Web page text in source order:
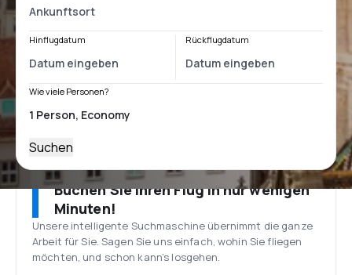
Hinflugdatum Rückflugdatum
Wie viele Personen?
Suchen
Buchen Sie Ihren Flug in nur wenigen
Minuten!
Unsere intelligente Suchmaschine übernimmt die ganze
Arbeit für Sie. Sagen Sie uns einfach, wohin Sie fliegen
möchten, und schon kann’s losgehen.